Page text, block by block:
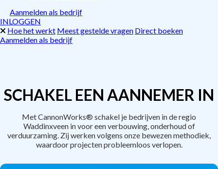
Aanmelden als bedrijf
INLOGGEN
Hoe het werkt Meest gestelde vragen Direct boeken
Aanmelden als bedrijf
SCHAKEL EEN AANNEMER IN
Met CannonWorks® schakel je bedrijven in de regio
Waddinxveen in voor een verbouwing, onderhoud of
verduurzaming. Zij werken volgens onze bewezen methodiek,
waardoor projecten probleemloos verlopen.